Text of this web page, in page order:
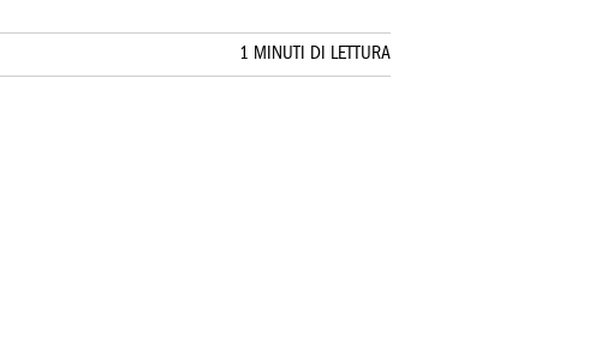
1 MINUTI DI LETTURA